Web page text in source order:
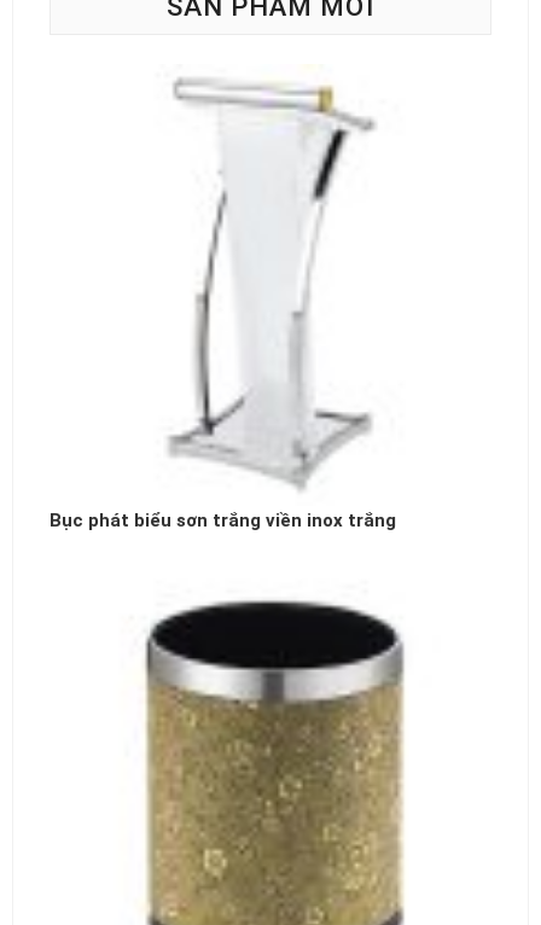
SẢN PHẨM MỚI
Bục phát biểu sơn trắng viền inox trắng